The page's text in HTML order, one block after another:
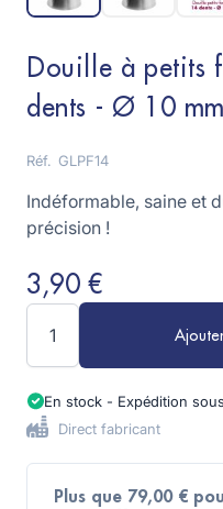
Douille à petits
dents - Ø 10 mm
Réf. GLPF14
Indéformable, saine et
précision !
3,90 €
En stock - Expédition
Direct fabricant
Plus que 79,00 €